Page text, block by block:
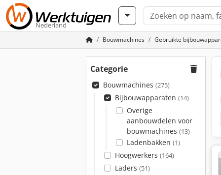
Nederland
Bouwmachines Gebruikte
Categorie
Bouwmachines (275)
Bijbouwapparaten (14)
Overige
aanbouwdelen voor
bouwmachines (13)
Ladenbakken (1)
Hoogwerkers (164)
Laders (51)